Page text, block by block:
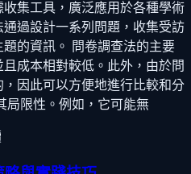
集工具，廣泛應用於各種學術
過設計一系列問題，收集受訪
的資訊。 問卷調查法的主要
成本相對較低。此外，由於問
因此可以方便地進行比較和分
局限性。例如，它可能無